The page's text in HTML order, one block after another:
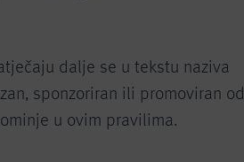
dalje se u tekstu naziva
sponzoriran ili promoviran od
u ovim pravilima.